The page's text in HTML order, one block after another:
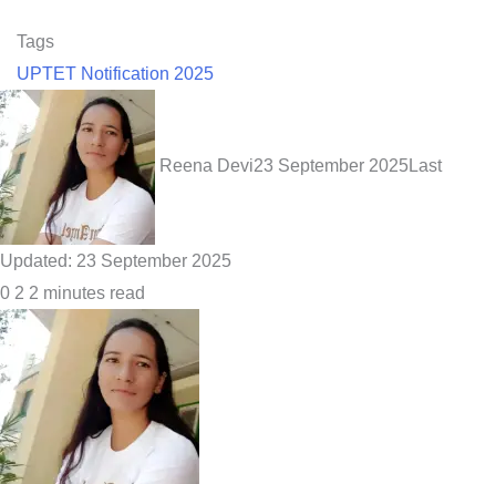
Tags
UPTET Notification 2025
Reena Devi23 September 2025 Last
Updated: 23 September 2025
0 2 2 minutes read
Facebook
X
LinkedIn
Pinterest
Reddit
WhatsApp
Telegram
Share
Email
Print